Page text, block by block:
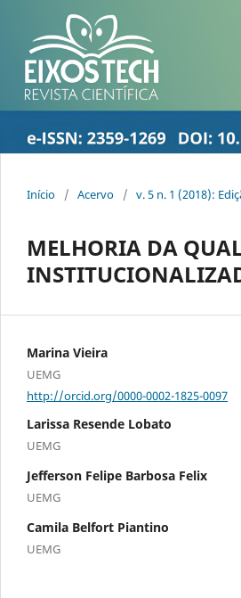
Início / Acervo / v. 5 n. 1 (2018):
MELHORIA DA
Marina Vieira
UEMG
http://orcid.org/0000-0002-1825-0097
Larissa Resende Lobato
UEMG
Jefferson Felipe Barbosa Felix
UEMG
Camila Belfort Piantino
UEMG